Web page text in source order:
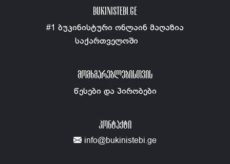
BUKINISTEBI.GE
#1 ბუკინისტური ონლაინ მაღაზია
საქართველოში
ᲛᲝᲛᲮᲛᲐᲠᲔᲑᲚᲔᲑᲘᲡᲗᲕᲘᲡ
წესები და პირობები
ᲙᲝᲜᲢᲐᲥᲢᲘ
info@bukinistebi.ge